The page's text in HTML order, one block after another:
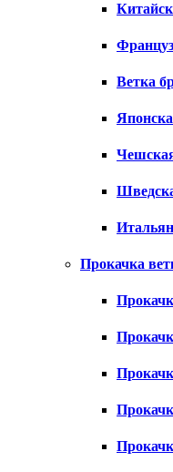
Ветка
Прокачка